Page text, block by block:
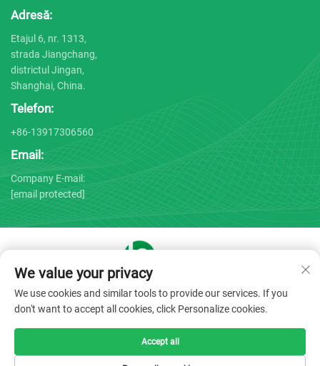
Adresă:
Etajul 6, nr. 1313,
strada Jiangchang,
districtul Jingan,
Shanghai, China.
Telefon:
+86-13917306560
Email:
Company E-mail:
[email protected]
Drepturi de autor © 2025 de către Shanghai Bojin Medical
Instrument Co., Ltd. -Politica de confidențialitate
We value your privacy
We use cookies and similar tools to provide our services. If you
don't want to accept all cookies, click Personalize cookies.
Accept all